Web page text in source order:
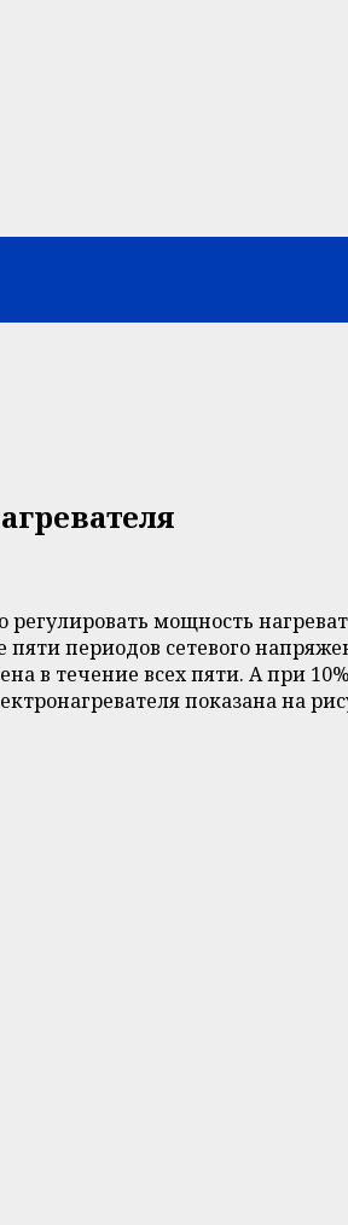
мощность
периодов сетевого
в течение всех пяти. А при
показана на